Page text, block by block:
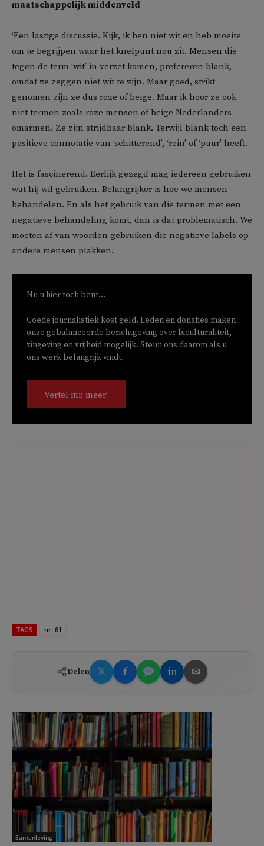
maatschappelijk middenveld
‘Een lastige discussie. Kijk, ik ben niet wit en heb moeite
om te begrijpen waar het knelpunt nou zit. Mensen die
tegen de term ‘wit’ in verzet komen, prefereren blank,
omdat ze zeggen niet wit te zijn. Maar goed, strikt
genomen zijn ze dus roze of beige. Maar ik hoor ze ook
niet termen zoals roze mensen of beige Nederlanders
omarmen. Ze zijn strijdbaar blank. Terwijl blank toch een
positieve connotatie van ‘schitterend’, ‘rein’ of ‘puur’ heeft.
Het is fascinerend. Eerlijk gezegd mag iedereen gebruiken
wat hij wil gebruiken. Belangrijker is hoe we mensen
behandelen. En als het gebruik van die termen met een
negatieve behandeling komt, dan is dat problematisch. We
moeten af van woorden gebruiken die negatieve labels op
andere mensen plakken.’
Nu u hier toch bent...
Goede journalistiek kost geld. Leden en donaties maken
onze gebalanceerde berichtgeving over biculturaliteit,
zingeving en vrijheid mogelijk. Steun ons daarom als u
ons werk belangrijk vindt.
Vertel mij meer!
TAGS nr. 61
Delen 𝕏 f in ✉
Samenleving